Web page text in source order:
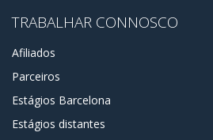
TRABALHAR CONNOSCO
Afiliados
Parceiros
Estágios Barcelona
Estágios distantes